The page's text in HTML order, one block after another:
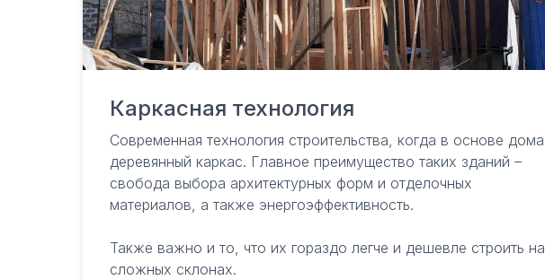
Каркасная технология
Современная технология строительства, когда в основе дома
деревянный каркас. Главное преимущество таких зданий –
свобода выбора архитектурных форм и отделочных
материалов, а также энергоэффективность.
Также важно и то, что их гораздо легче и дешевле строить на
сложных склонах.